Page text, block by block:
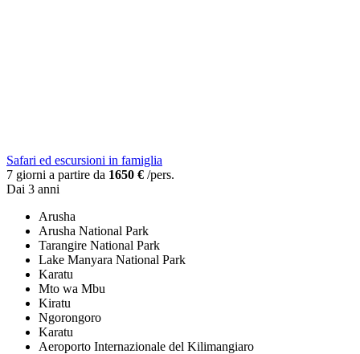
Safari ed escursioni in famiglia
7 giorni a partire da 1650 € /pers.
Dai 3 anni
Arusha
Arusha National Park
Tarangire National Park
Lake Manyara National Park
Karatu
Mto wa Mbu
Kiratu
Ngorongoro
Karatu
Aeroporto Internazionale del Kilimangiaro